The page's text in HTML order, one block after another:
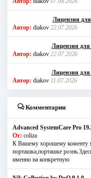
Лицензия
Автор: diakov 22.07.2026
Лицензия
Автор: diakov 22.07.2026
Лицензия для
Автор: diakov 11.07.2026
Комментарии
Advanced SystemCare Pro
От: coliza
К Вашему хорошему коменту
порташка,порташке
именно на конкретную